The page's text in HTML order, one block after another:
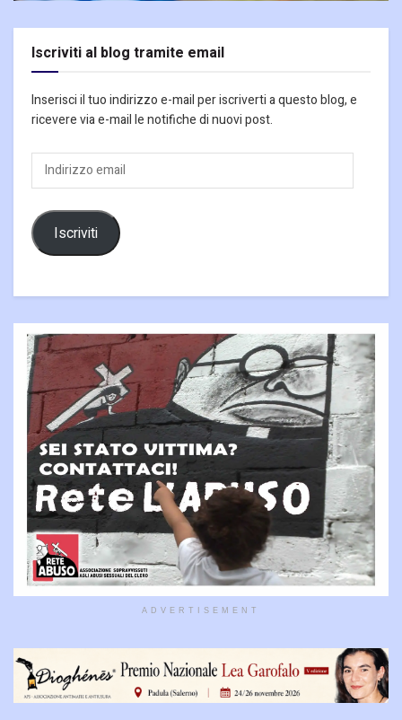
Iscriviti al blog tramite email
Inserisci il tuo indirizzo e-mail per iscriverti a questo blog, e
ricevere via e-mail le notifiche di nuovi post.
Indirizzo
email
Iscriviti
ADVERTISEMENT